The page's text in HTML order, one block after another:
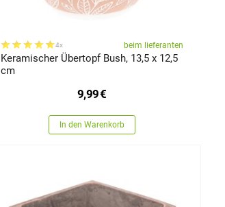
4x beim lieferanten
Keramischer Übertopf Bush, 13,5 x 12,5
cm
9,99€
In den Warenkorb